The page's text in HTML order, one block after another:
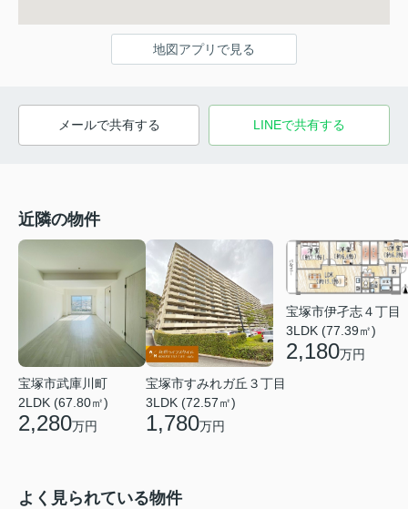
地図アプリで見る
メールで共有する LINEで共有する
近隣の物件
宝塚市武庫川町
2LDK (67.80㎡)
2,280万円
宝塚市すみれガ丘３丁目
3LDK (72.57㎡)
1,780万円
宝塚市伊孑志４丁目
3LDK (77.39㎡)
2,180万円
よく見られている物件